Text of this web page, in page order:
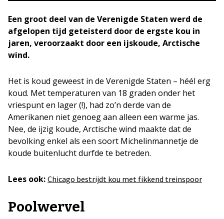
Een groot deel van de Verenigde Staten werd de
afgelopen tijd geteisterd door de ergste kou in
jaren, veroorzaakt door een ijskoude, Arctische
wind.
Het is koud geweest in de Verenigde Staten – héél erg
koud. Met temperaturen van 18 graden onder het
vriespunt en lager (!), had zo’n derde van de
Amerikanen niet genoeg aan alleen een warme jas.
Nee, de ijzig koude, Arctische wind maakte dat de
bevolking enkel als een soort Michelinmannetje de
koude buitenlucht durfde te betreden.
Lees ook: Chicago bestrijdt kou met fikkend treinspoor
Poolwervel